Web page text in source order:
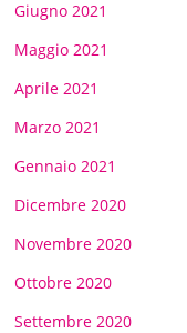
Giugno 2021
Maggio 2021
Aprile 2021
Marzo 2021
Gennaio 2021
Dicembre 2020
Novembre 2020
Ottobre 2020
Settembre 2020